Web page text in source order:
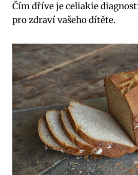
Čím dříve je celiakie
pro zdraví vašeho dítěte.